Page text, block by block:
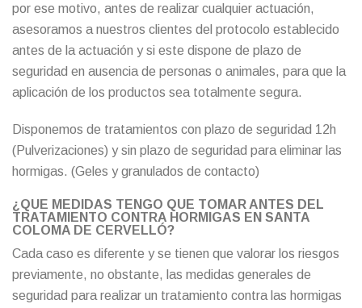
por ese motivo, antes de realizar cualquier actuación,
asesoramos a nuestros clientes del protocolo establecido
antes de la actuación y si este dispone de plazo de
seguridad en ausencia de personas o animales, para que la
aplicación de los productos sea totalmente segura.
Disponemos de tratamientos con plazo de seguridad 12h
(Pulverizaciones) y sin plazo de seguridad para eliminar las
hormigas. (Geles y granulados de contacto)
¿QUE MEDIDAS TENGO QUE TOMAR ANTES DEL
TRATAMIENTO CONTRA HORMIGAS EN SANTA
COLOMA DE CERVELLÓ?
Cada caso es diferente y se tienen que valorar los riesgos
previamente, no obstante, las medidas generales de
seguridad para realizar un tratamiento contra las hormigas